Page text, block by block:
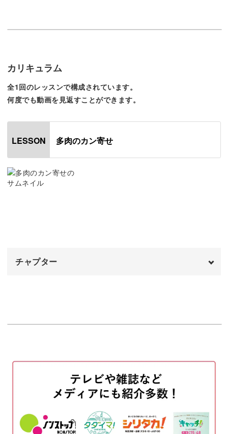
身近にないという方は、キットでも購入することができま
す。
使うのもオススメ！
いろんな缶がありますので、選ぶのも楽しみのひとつ♪
多肉植物はお手入れもかんたん
作りながら多肉植物に癒やされ、完成した後も飾って楽し
める寄せ植え。
カリキュラム
全1回のレッスンで構成されています。
何度でも動画を見返すことができます。
LESSON 多肉のカン寄せ
チャプター
多肉植物用の土を入れる
苗を植える
完成♪ 21:14